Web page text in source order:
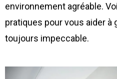
environnement agréable.
pratiques pour vous aider à
toujours impeccable.